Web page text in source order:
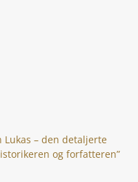
Lukas – den detaljerte
og forfatteren”